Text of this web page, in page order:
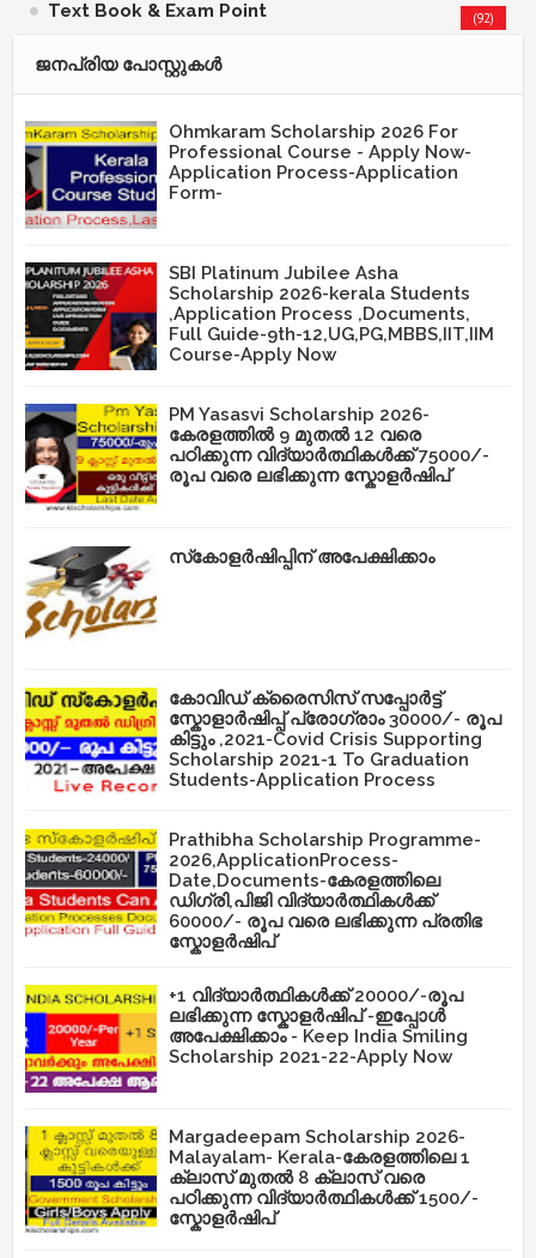
Text Book & Exam Point (92)
ജനപ്രിയ പോസ്റ്റുകള്‍‌
Ohmkaram Scholarship 2026 For
Professional Course - Apply Now-
Application Process-Application
Form-
SBI Platinum Jubilee Asha
Scholarship 2026-kerala Students
,Application Process ,Documents,
Full Guide-9th-12,UG,PG,MBBS,IIT,IIM
Course-Apply Now
PM Yasasvi Scholarship 2026-
കേരളത്തിൽ 9 മുതൽ 12 വരെ
പഠിക്കുന്ന വിദ്യാർത്ഥികൾക്ക് 75000/-
രൂപ വരെ ലഭിക്കുന്ന സ്കോളർഷിപ്
സ്‌കോളർഷിപ്പിന് അപേക്ഷിക്കാം
കോവിഡ് ക്രൈസിസ് സപ്പോർട്ട്
സ്കോളാർഷിപ്പ് പ്രോഗ്രാം 30000/- രൂപ
കിട്ടും ,2021-Covid Crisis Supporting
Scholarship 2021-1 To Graduation
Students-Application Process
Prathibha Scholarship Programme-
2026,ApplicationProcess-
Date,Documents-കേരളത്തിലെ
ഡിഗ്രി,പിജി വിദ്യാർത്ഥികൾക്ക്
60000/- രൂപ വരെ ലഭിക്കുന്ന പ്രതിഭ
സ്കോളർഷിപ്
+1 വിദ്യാർത്ഥികൾക്ക് 20000/-രൂപ
ലഭിക്കുന്ന സ്കോളർഷിപ് -ഇപ്പോൾ
അപേക്ഷിക്കാം - Keep India Smiling
Scholarship 2021-22-Apply Now
Margadeepam Scholarship 2026-
Malayalam- Kerala-കേരളത്തിലെ 1
ക്ലാസ് മുതൽ 8 ക്ലാസ് വരെ
പഠിക്കുന്ന വിദ്യാർത്ഥികൾക്ക് 1500/-
സ്കോളർഷിപ്